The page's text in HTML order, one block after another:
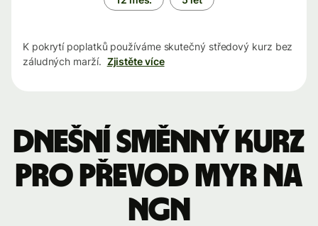
K pokrytí poplatků používáme skutečný středový kurz bez
záludných marží. Zjistěte více
Dnešní směnný kurz
pro převod MYR na
NGN